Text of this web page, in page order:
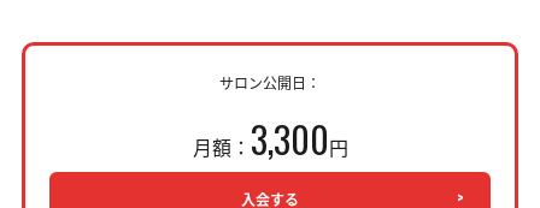
サロン公開日：
月額： 3,300円
入会する